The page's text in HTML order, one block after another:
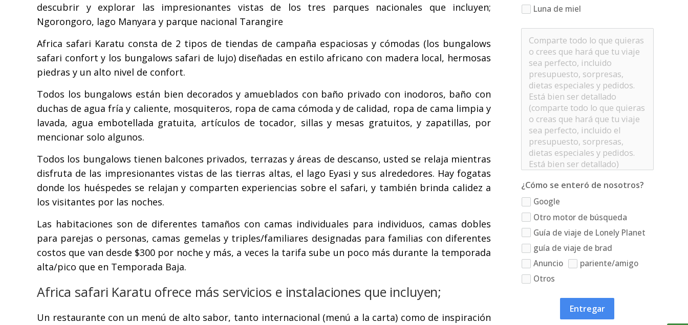
descubrir y explorar las impresionantes vistas de los tres parques nacionales que incluyen;
Ngorongoro, lago Manyara y parque nacional Tarangire
Africa safari Karatu consta de 2 tipos de tiendas de campaña espaciosas y cómodas (los bungalows
safari confort y los bungalows safari de lujo) diseñadas en estilo africano con madera local, hermosas
piedras y un alto nivel de confort.
Todos los bungalows están bien decorados y amueblados con baño privado con inodoros, baño con
duchas de agua fría y caliente, mosquiteros, ropa de cama cómoda y de calidad, ropa de cama limpia y
lavada, agua embotellada gratuita, artículos de tocador, sillas y mesas gratuitos, y zapatillas, por
mencionar solo algunos.
Todos los bungalows tienen balcones privados, terrazas y áreas de descanso, usted se relaja mientras
disfruta de las impresionantes vistas de las tierras altas, el lago Eyasi y sus alrededores. Hay fogatas
donde los huéspedes se relajan y comparten experiencias sobre el safari, y también brinda calidez a
los visitantes por las noches.
Las habitaciones son de diferentes tamaños con camas individuales para individuos, camas dobles
para parejas o personas, camas gemelas y triples/familiares designadas para familias con diferentes
costos que van desde $300 por noche y más, a veces la tarifa sube un poco más durante la temporada
alta/pico que en Temporada Baja.
Africa safari Karatu ofrece más servicios e instalaciones que incluyen;
Un restaurante con un menú de alto sabor, tanto internacional (menú a la carta) como de inspiración
Luna de miel
¿Cómo se enteró de nosotros?
Google
Otro motor de búsqueda
Guía de viaje de Lonely Planet
guía de viaje de brad
Anuncio
pariente/amigo
Otros
Entregar